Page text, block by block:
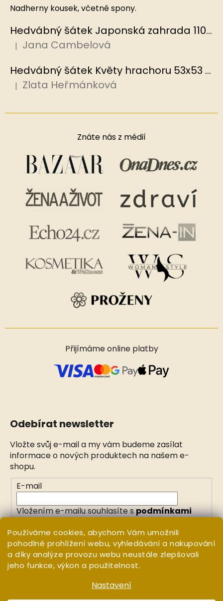
Používáme cookies, abychom Vám umožnili
pohodlné prohlížení webu, vyhledávání a nakupování
a díky analýze provozu webu neustále zlepšovali
jeho funkce, výkon a použitelnost.
Nastavení
Nadherny kousek, včetně spony.
Hedvábný šátek Japonská zahrada 110x110 cm v dárkovém balení, HEDVÁBNÝ SVĚT
Hodnocení produktu je 5 z 5 hvězdiček.
| Jana Cambelová
Hedvábný šátek Květy hrachoru 53x53 cm v dárkovém balení, HEDVÁBNÝ SVĚT
Hodnocení produktu je 5 z 5 hvězdiček.
| Zlata Heřmánková
Znáte nás z médií
Přijímáme online platby
Odebírat newsletter
Vložte svůj e-mail a my vám budeme zasílat
informace o nových produktech na našem e-
shopu.
E-mail
Vložením e-mailu souhlasíte spodmínkami
PŘIHLÁSIT SE
Vytvořil Shoptet